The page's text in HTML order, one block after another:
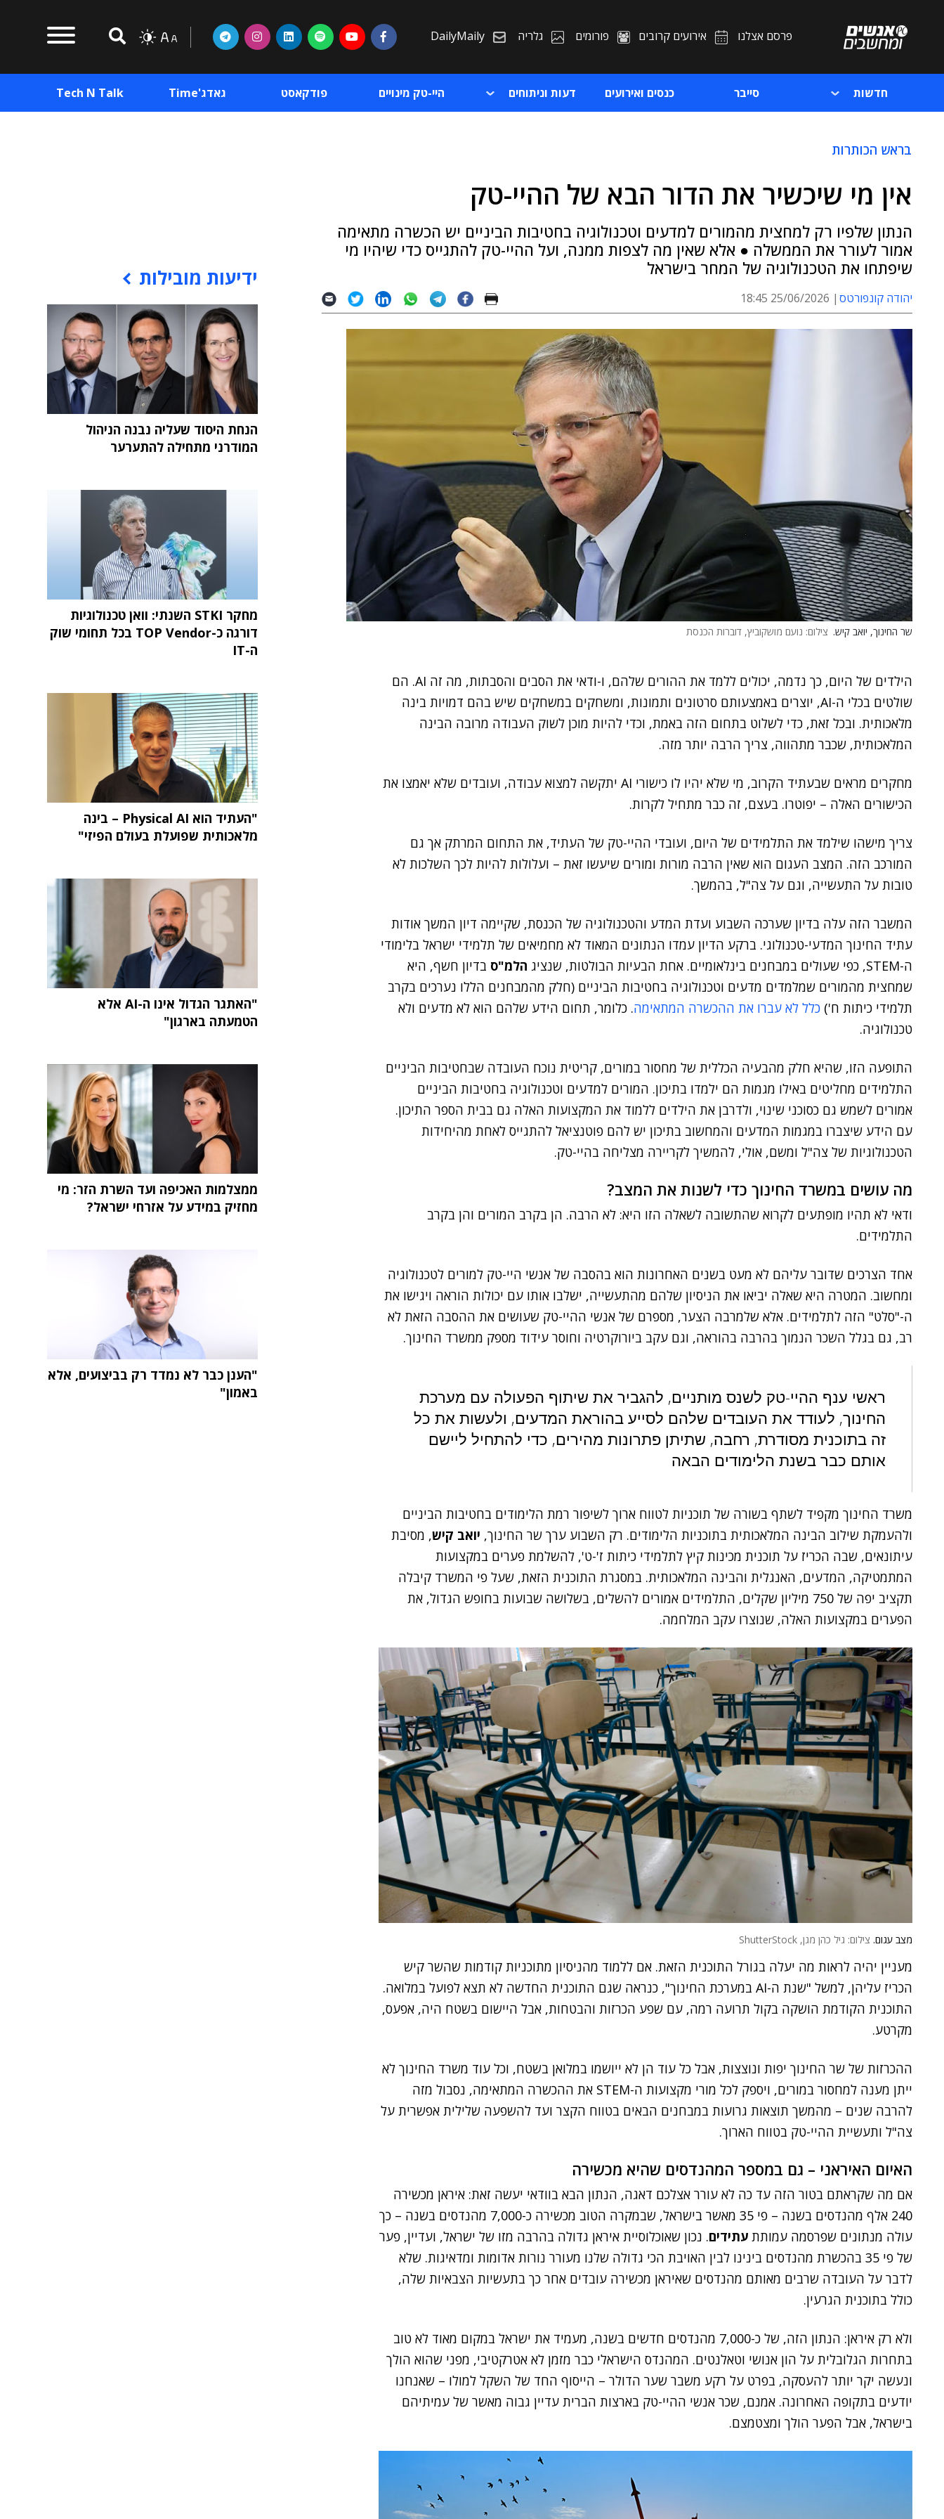
פרסם אצלנו אירועים קרובים פורומים גלריה DailyMaily
חדשות סייבר כנסים ואירועים דעות וניתוחים היי-טק מינויים פודקאסט גאדג'Time Tech N Talk
בראש הכותרות
אין מי שיכשיר את הדור הבא של ההיי-טק
הנתון שלפיו רק למחצית מהמורים למדעים וטכנולוגיה בחטיבות הביניים יש הכשרה מתאימה
אמור לעורר את הממשלה ● אלא שאין מה לצפות ממנה, ועל ההיי-טק להתגייס כדי שיהיו מי
שיפתחו את הטכנולוגיה של המחר בישראל
יהודה קונפורטס 25/06/2026 18:45
שר החינוך, יואב קיש. צילום: נועם מושקוביץ, דוברות הכנסת
הילדים של היום, כך נדמה, יכולים ללמד את ההורים שלהם, ו-ודאי את הסבים והסבתות, מה זה AI. הם
שולטים בכלי ה-AI, יוצרים באמצעותם סרטונים ותמונות, ומשחקים במשחקים שיש בהם דמויות בינה
מלאכותית. ובכל זאת, כדי לשלוט בתחום הזה באמת, וכדי להיות מוכן לשוק העבודה מרובה הבינה
המלאכותית, שכבר מתהווה, צריך הרבה יותר מזה.
מחקרים מראים שבעתיד הקרוב, מי שלא יהיו לו כישורי AI יתקשה למצוא עבודה, ועובדים שלא יאמצו את
הכישורים האלה – יפוטרו. בעצם, זה כבר מתחיל לקרות.
צריך מישהו שילמד את התלמידים של היום, ועובדי ההיי-טק של העתיד, את התחום המרתק אך גם
המורכב הזה. המצב העגום הוא שאין הרבה מורות ומורים שיעשו זאת – ועלולות להיות לכך השלכות לא
טובות על התעשייה, וגם על צה"ל, בהמשך.
המשבר הזה עלה בדיון שערכה השבוע ועדת המדע והטכנולוגיה של הכנסת, שקיימה דיון המשך אודות
עתיד החינוך המדעי-טכנולוגי. ברקע הדיון עמדו הנתונים המאוד לא מחמיאים של תלמידי ישראל בלימודי
ה-STEM, כפי שעולים במבחנים בינלאומיים. אחת הבעיות הבולטות, שנציג
הלמ"ס בדיון חשף, היא
שמחצית מהמורים שמלמדים מדעים וטכנולוגיה בחטיבות הביניים (חלק מהמבחנים הללו נערכים בקרב
תלמידי כיתות ח') כלל לא עברו את ההכשרה המתאימה. כלומר, תחום הידע שלהם הוא לא מדעים ולא
טכנולוגיה.
התופעה הזו, שהיא חלק מהבעיה הכללית של מחסור במורים, קריטית נוכח העובדה שבחטיבות הביניים
התלמידים מחליטים באילו מגמות הם ילמדו בתיכון. המורים למדעים וטכנולוגיה בחטיבות הביניים
אמורים לשמש גם כסוכני שינוי, ולדרבן את הילדים ללמוד את המקצועות האלה גם בבית הספר התיכון.
עם הידע שיצברו במגמות המדעים והמחשוב בתיכון יש להם פוטנציאל להתגייס לאחת מהיחידות
הטכנולוגיות של צה"ל ומשם, אולי, להמשיך לקריירה מצליחה בהיי-טק.
מה עושים במשרד החינוך כדי לשנות את המצב?
ודאי לא תהיו מופתעים לקרוא שהתשובה לשאלה הזו היא: לא הרבה. הן בקרב המורים והן בקרב
התלמידים.
אחד הצרכים שדובר עליהם לא מעט בשנים האחרונות הוא בהסבה של אנשי היי-טק למורים לטכנולוגיה
ומחשוב. המטרה היא שאלה יביאו את הניסיון שלהם מהתעשייה, ישלבו אותו עם יכולות הוראה ויגישו את
ה-"סלט" הזה לתלמידים. אלא שלמרבה הצער, מספרם של אנשי ההיי-טק שעושים את ההסבה הזאת לא
רב, גם בגלל השכר הנמוך בהרבה בהוראה, וגם עקב ביורוקרטיה וחוסר עידוד מספק ממשרד החינוך.
ראשי ענף ההיי-טק לשנס מותניים, להגביר את שיתוף הפעולה עם מערכת
החינוך, לעודד את העובדים שלהם לסייע בהוראת המדעים, ולעשות את כל
זה בתוכנית מסודרת, רחבה, שתיתן פתרונות מהירים, כדי להתחיל ליישם
אותם כבר בשנת הלימודים הבאה
משרד החינוך מקפיד לשתף בשורה של תוכניות לטווח ארוך לשיפור רמת הלימודים בחטיבות הביניים
ולהעמקת שילוב הבינה המלאכותית בתוכניות הלימודים. רק השבוע ערך שר החינוך, יואב קיש, מסיבת
עיתונאים, שבה הכריז על תוכנית מכינות קיץ לתלמידי כיתות ז'-ט', להשלמת פערים במקצועות
המתמטיקה, המדעים, האנגלית והבינה המלאכותית. במסגרת התוכנית הזאת, שעל פי המשרד קיבלה
תקציב יפה של 750 מיליון שקלים, התלמידים אמורים להשלים, בשלושה שבועות בחופש הגדול, את
הפערים במקצועות האלה, שנוצרו עקב המלחמה.
מצב עגום. צילום: גיל כהן מגן, ShutterStock
מעניין יהיה לראות מה יעלה בגורל התוכנית הזאת. אם ללמוד מהניסיון מתוכניות קודמות שהשר קיש
הכריז עליהן, למשל "שנת ה-AI במערכת החינוך", כנראה שגם התוכנית החדשה לא תצא לפועל במלואה.
התוכנית הקודמת הושקה בקול תרועה רמה, עם שפע הכרזות והבטחות, אבל היישום בשטח היה, אפעס,
מקרטע.
ההכרזות של שר החינוך יפות ונוצצות, אבל כל עוד הן לא ייושמו במלואן בשטח, וכל עוד משרד החינוך לא
ייתן מענה למחסור במורים, ויספק לכל מורי מקצועות ה-STEM את ההכשרה המתאימה, נסבול מזה
להרבה שנים – מהמשך תוצאות גרועות במבחנים הבאים בטווח הקצר ועד להשפעה שלילית אפשרית על
צה"ל ותעשיית ההיי-טק בטווח הארוך.
האיום האיראני – גם במספר המהנדסים שהיא מכשירה
אם מה שקראתם בטור הזה עד כה לא עורר אצלכם דאגה, הנתון הבא בוודאי יעשה זאת: איראן מכשירה
240 אלף מהנדסים בשנה – פי 35 מאשר בישראל, שבמקרה הטוב מכשירה כ-7,000 מהנדסים בשנה – כך
עולה מנתונים שפרסמה עמותת עתידים. נכון שאוכלוסיית איראן גדולה בהרבה מזו של ישראל, ועדיין, פער
של פי 35 בהכשרת מהנדסים בינינו לבין האויבת הכי גדולה שלנו מעורר נורות אדומות ומדאיגות. שלא
לדבר על העובדה שרבים מאותם מהנדסים שאיראן מכשירה עובדים אחר כך בתעשיות הצבאיות שלה,
כולל בתוכנית הגרעין.
ולא רק איראן: הנתון הזה, של כ-7,000 מהנדסים חדשים בשנה, מעמיד את ישראל במקום מאוד לא טוב
בתחרות הגלובלית על הון אנושי וטאלנטים. המהנדס הישראלי כבר מזמן לא אטרקטיבי, מפני שהוא הולך
ונעשה יקר יותר להעסקה, בפרט על רקע משבר שער הדולר – הייסוף החד של השקל למולו – שאנחנו
יודעים בתקופה האחרונה. אמנם, שכר אנשי ההיי-טק בארצות הברית עדיין גבוה מאשר של עמיתיהם
בישראל, אבל הפער הולך ומצטמצם.
ידיעות מובילות
הנחת היסוד שעליה נבנה הניהול
המודרני מתחילה להתערער
מחקר STKI השנתי: וואן טכנולוגיות
דורגה כ-TOP Vendor בכל תחומי שוק
ה-IT
"העתיד הוא Physical AI – בינה
מלאכותית שפועלת בעולם הפיזי"
"האתגר הגדול אינו ה-AI אלא
הטמעתה בארגון"
ממצלמות האכיפה ועד השרת הזר: מי
מחזיק במידע על אזרחי ישראל?
"הענן כבר לא נמדד רק בביצועים, אלא
באמון"